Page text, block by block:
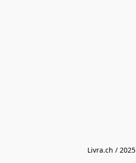
Livra.ch / 2025